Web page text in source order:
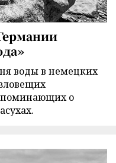
воды в немецких
о